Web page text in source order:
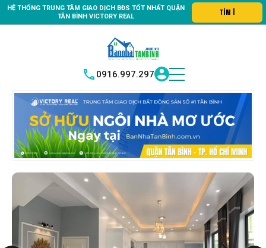
số #1 Bất động sản quận Tân Bình "Nơi bạn tìm kiếm bất động
0916.997.297
HỆ THỐNG TRUNG TÂM GIAO DỊCH BĐS TỐT NHẤT QUẬN
TÂN BÌNHVICTORY REAL TÌM HIỂU